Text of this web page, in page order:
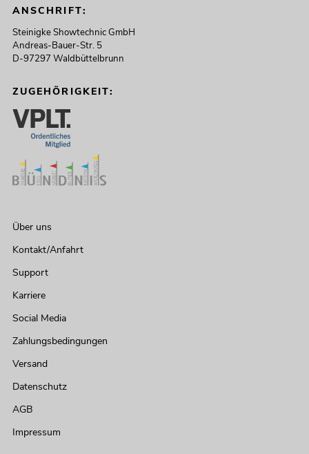
ANSCHRIFT:
Steinigke Showtechnic GmbH
Andreas-Bauer-Str. 5
D-97297 Waldbüttelbrunn
ZUGEHÖRIGKEIT:
Über uns
Kontakt/Anfahrt
Support
Karriere
Social Media
Zahlungsbedingungen
Versand
Datenschutz
AGB
Impressum